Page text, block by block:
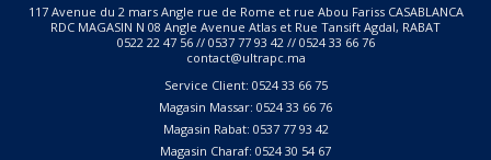
117 Avenue du 2 mars Angle rue de Rome et rue Abou Fariss CASABLANCA
RDC MAGASIN N 08 Angle Avenue Atlas et Rue Tansift Agdal, RABAT
0522 22 47 56 // 0537 77 93 42 // 0524 33 66 76
contact@ultrapc.ma
Service Client: 0524 33 66 75
Magasin Massar: 0524 33 66 76
Magasin Rabat: 0537 77 93 42
Magasin Charaf: 0524 30 54 67